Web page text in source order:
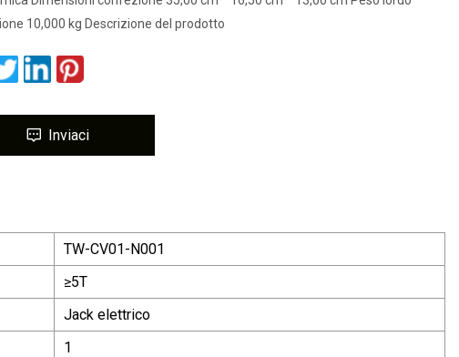
10,000 kg Descrizione del prodotto
Inviaci
TW-CV01-N001
≥5T
Jack elettrico
1